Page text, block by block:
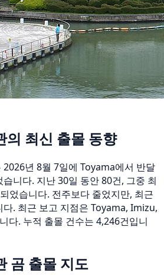
의 최신 출몰 동향
년 8월 7일에 Toyama에서 반달
니다. 지난 30일 동안 80건, 그중 최
었습니다. 전주보다 줄었지만, 최근
. 최근 보고 지점은 Toyama, Imizu,
다. 누적 출몰 건수는 4,246건입니
곰 출몰 지도